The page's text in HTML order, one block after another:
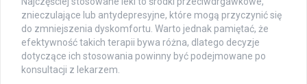
znieczulające lub antydepresyjne, które mogą przyczynić się
do zmniejszenia dyskomfortu. Warto jednak pamiętać, że
efektywność takich terapii bywa różna, dlatego decyzje
dotyczące ich stosowania powinny być podejmowane po
konsultacji z lekarzem.